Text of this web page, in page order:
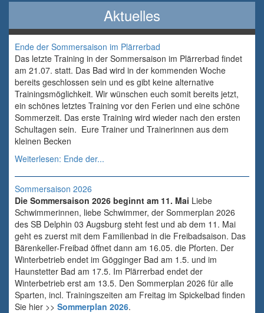
Aktuelles
Ende der Sommersaison im Plärrerbad
Das letzte Training in der Sommersaison im Plärrerbad findet
am 21.07. statt. Das Bad wird in der kommenden Woche
bereits geschlossen sein und es gibt keine alternative
Trainingsmöglichkeit. Wir wünschen euch somit bereits jetzt,
ein schönes letztes Training vor den Ferien und eine schöne
Sommerzeit. Das erste Training wird wieder nach den ersten
Schultagen sein. Eure Trainer und Trainerinnen aus dem
kleinen Becken
Weiterlesen: Ende der...
Sommersaison 2026
Die Sommersaison 2026 beginnt am 11. Mai Liebe
Schwimmerinnen, liebe Schwimmer, der Sommerplan 2026
des SB Delphin 03 Augsburg steht fest und ab dem 11. Mai
geht es zuerst mit dem Familienbad in die Freibadsaison. Das
Bärenkeller-Freibad öffnet dann am 16.05. die Pforten. Der
Winterbetrieb endet im Gögginger Bad am 1.5. und im
Haunstetter Bad am 17.5. Im Plärrerbad endet der
Winterbetrieb erst am 13.5. Den Sommerplan 2026 für alle
Sparten, incl. Trainingszeiten am Freitag im Spickelbad finden
Sie hier >> Sommerplan 2026.